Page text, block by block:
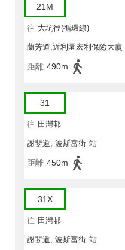
21M
往 大坑徑(循環線)
蘭芳道,近利園宏利保險大廈
距離 490m
31
往 田灣邨
謝斐道, 波斯富街 站
距離 450m
31X
往 田灣邨
謝斐道, 波斯富街 站